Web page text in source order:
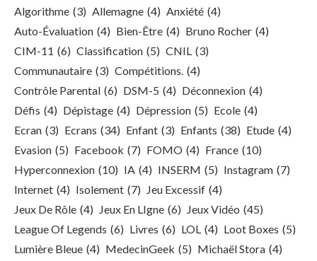
Algorithme (3) Allemagne (4) Anxiété (4)
Auto-Évaluation (4) Bien-Être (4) Bruno Rocher (4)
CIM-11 (6) Classification (5) CNIL (3)
Communautaire (3) Compétitions. (4)
Contrôle Parental (6) DSM-5 (4) Déconnexion (4)
Défis (4) Dépistage (4) Dépression (5) Ecole (4)
Ecran (3) Ecrans (34) Enfant (3) Enfants (38) Etude (4)
Evasion (5) Facebook (7) FOMO (4) France (10)
Hyperconnexion (10) IA (4) INSERM (5) Instagram (7)
Internet (4) Isolement (7) Jeu Excessif (4)
Jeux De Rôle (4) Jeux En LIgne (6) Jeux Vidéo (45)
League Of Legends (6) Livres (6) LOL (4) Loot Boxes (5)
Lumière Bleue (4) MedecinGeek (5) Michaël Stora (4)